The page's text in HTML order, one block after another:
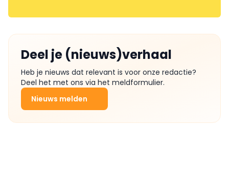
Deel je (nieuws)verhaal
Heb je nieuws dat relevant is voor onze redactie?
Deel het met ons via het meldformulier.
Nieuws melden